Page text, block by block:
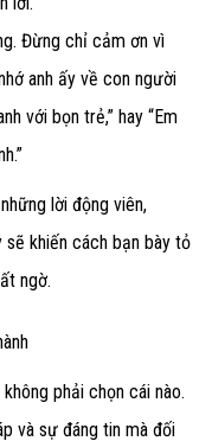
Đừng chỉ cảm ơn vì
anh ấy về con người
với bọn trẻ,” hay “Em
lời động viên,
khiến cách bạn bày tỏ
ngờ.
phải chọn cái nào.
và sự đáng tin mà đối